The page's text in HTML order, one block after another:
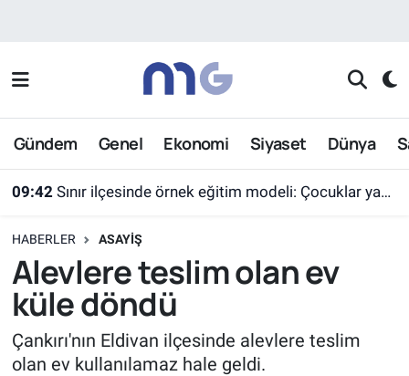
Gündem Genel Ekonomi Siyaset Dünya
09:42 Sınır ilçesinde örnek eğitim modeli: Çocuklar yazın ekran yerine etkinlikleri seçti
HABERLER ASAYIŞ
Alevlere teslim olan ev
küle döndü
Çankırı'nın Eldivan ilçesinde alevlere teslim
olan ev kullanılamaz hale geldi.
Nöbetçi Eczaneler
Hava Durumu
Süper Lig Puan Durumu ve Fikstür
Tüm Manşetler
Son Dakika Haberleri